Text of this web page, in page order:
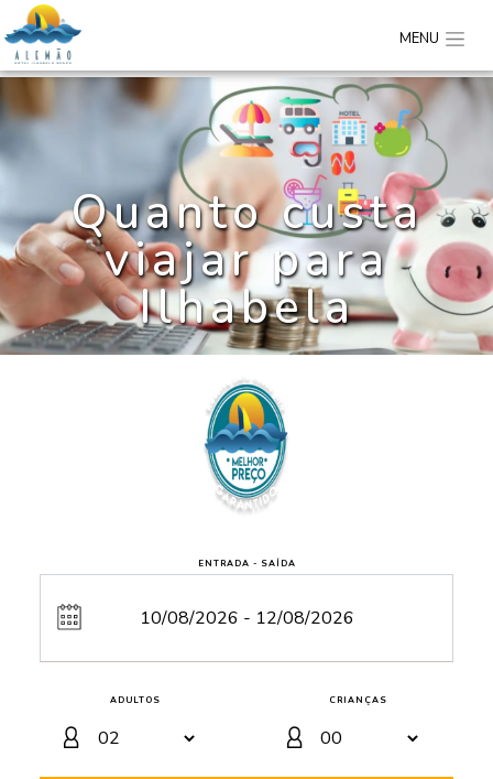
MENU
Quanto custa
viajar para
Ilhabela
ENTRADA - SAÍDA
ADULTOS CRIANÇAS